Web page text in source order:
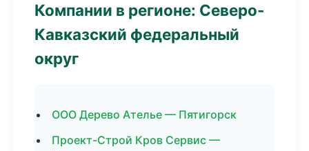
Компании в регионе: Северо-
Кавказский федеральный
округ
ООО Дерево Ателье — Пятигорск
Проект-Строй Кров Сервис —